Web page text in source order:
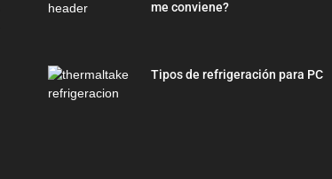
me conviene?
Tipos de refrigeración para PC